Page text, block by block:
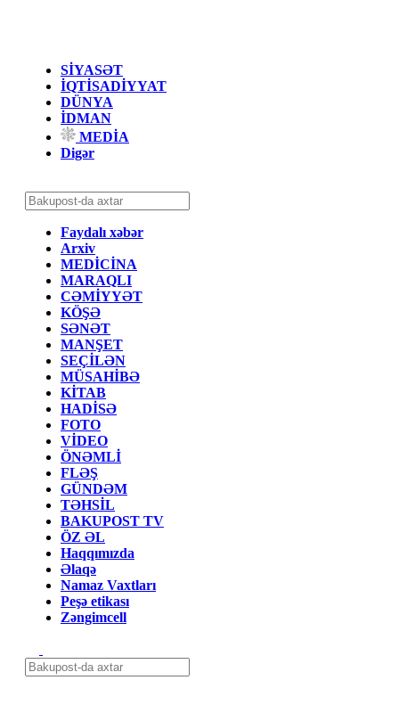
SİYASƏT
İQTİSADİYYAT
DÜNYA
İDMAN
MEDİA
Digər
Faydalı xəbər
Arxiv
MEDİCİNA
MARAQLI
CƏMİYYƏT
KÖŞƏ
SƏNƏT
MANŞET
SEÇİLƏN
MÜSAHİBƏ
KİTAB
HADİSƏ
FOTO
VİDEO
ÖNƏMLİ
FLƏŞ
GÜNDƏM
TƏHSİL
BAKUPOST TV
ÖZ ƏL
Haqqımızda
Əlaqə
Namaz Vaxtları
Peşə etikası
Zəngimcell